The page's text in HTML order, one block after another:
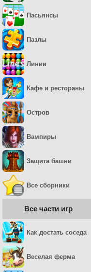
Пасьянсы
Пазлы
Линии
Кафе и рестораны
Остров
Вампиры
Защита башни
Все сборники
Все части игр
Как достать соседа
Веселая ферма